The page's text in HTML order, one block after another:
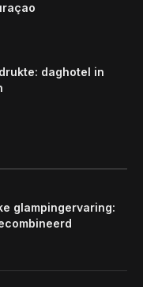
daghotel in
glampingervaring: